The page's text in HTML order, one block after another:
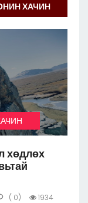
ХАЧИН
хөдлөх
( 0) 1934